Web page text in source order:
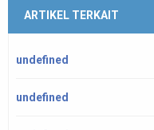
ARTIKEL TERKAIT
undefined
undefined